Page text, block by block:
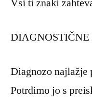
DIAGNOSTIČNE
Diagnozo najlažje
Potrdimo jo s